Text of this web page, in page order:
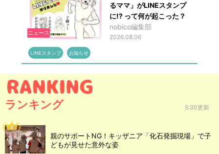
ニュース
るママ」がLINEスタンプ
に!? って何が起こった？
nobico編集部
2026.08.06
LINEスタンプ お知らせ
ランキング 5:30更新
親のサポートNG！キッザニア「化石発掘現場」で子
どもが見せた意外な姿